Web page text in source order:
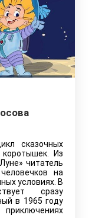
сказочных
Из
читатель
на
условиях. В
сразу
в 1965 году